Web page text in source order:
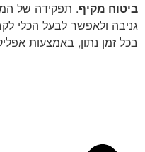
ביטוח מקיף. תפקידה של
גניבה ולאפשר לבעל הכלי
בכל זמן נתון, באמצעות